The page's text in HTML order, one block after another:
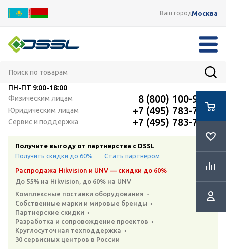
Ваш городМосква
ПН-ПТ 9:00-18:00
Физическим лицам
8 (800) 100-91-12
Юридическим лицам +7 (495) 783-72-87
Сервис и поддержка +7 (495) 783-72-87
Получите выгоду от партнерства с DSSL
Получить скидки до 60%
Стать партнером
Распродажа Hikvision и UNV — скидки до 60%
До 55% на Hikvision, до 60% на UNV
Комплексные поставки оборудования ◦
Собственные марки и мировые бренды ◦
Партнерские скидки ◦
Разработка и сопровождение проектов ◦
Круглосуточная техподдержка ◦
30 сервисных центров в России